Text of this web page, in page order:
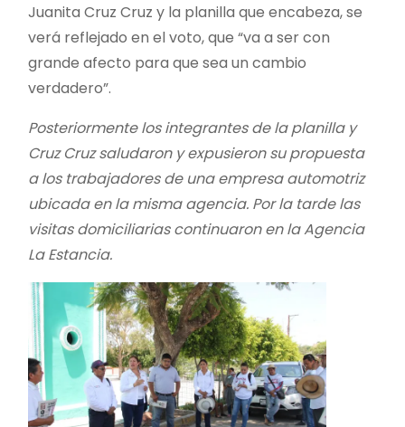
Juanita Cruz Cruz y la planilla que encabeza, se
verá reflejado en el voto, que “va a ser con
grande afecto para que sea un cambio
verdadero”.
Posteriormente los integrantes de la planilla y
Cruz Cruz saludaron y expusieron su propuesta
a los trabajadores de una empresa automotriz
ubicada en la misma agencia. Por la tarde las
visitas domiciliarias continuaron en la Agencia
La Estancia.